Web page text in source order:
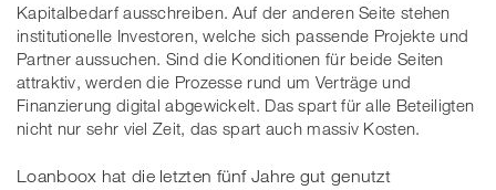
Kapitalbedarf ausschreiben. Auf der anderen Seite stehen
institutionelle Investoren, welche sich passende Projekte und
Partner aussuchen. Sind die Konditionen für beide Seiten
attraktiv, werden die Prozesse rund um Verträge und
Finanzierung digital abgewickelt. Das spart für alle Beteiligten
nicht nur sehr viel Zeit, das spart auch massiv Kosten.
Loanboox hat die letzten fünf Jahre gut genutzt